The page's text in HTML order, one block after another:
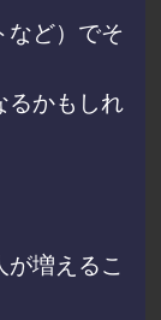
など）でそ
るかもしれ
増えるこ